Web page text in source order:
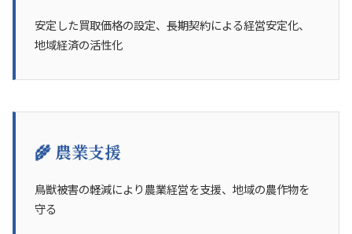
安定した買取価格の設定、長期契約による経営安定化、
地域経済の活性化
🌾 農業支援
鳥獣被害の軽減により農業経営を支援、地域の農作物を
守る